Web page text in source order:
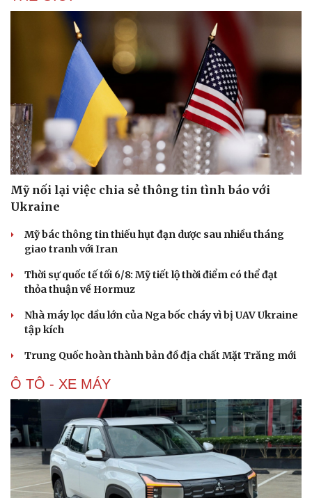
Mỹ nối lại việc chia sẻ thông tin tình báo với
Ukraine
Mỹ bác thông tin thiếu hụt đạn dược sau nhiều tháng
giao tranh với Iran
Thời sự quốc tế tối 6/8: Mỹ tiết lộ thời điểm có thể đạt
thỏa thuận về Hormuz
Nhà máy lọc dầu lớn của Nga bốc cháy vì bị UAV Ukraine
tập kích
Trung Quốc hoàn thành bản đồ địa chất Mặt Trăng mới
Ô TÔ - XE MÁY